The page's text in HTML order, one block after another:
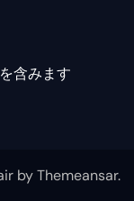
含みます
byThemeansar.